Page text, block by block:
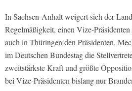
In Sachsen-Anhalt weigert sich der
Regelmäßigkeit, einen Vize-
auch in Thüringen den Präsidenten,
im Deutschen Bundestag die
zweitstärkste Kraft und größte
bei Vize-Präsidenten bislang nur